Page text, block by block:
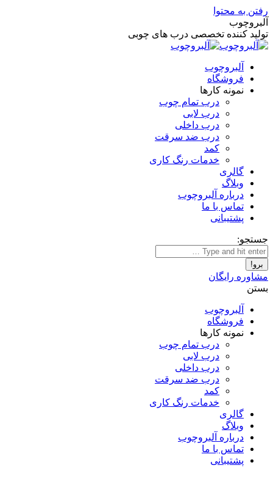
رفتن به محتوا
آلبروچوب
تولید کننده تخصصی درب های چوبی
آلبروچوب
فروشگاه
نمونه کارها
درب تمام چوب
درب لابی
درب داخلی
درب ضد سرقت
کمد
خدمات رنگ کاری
گالری
وبلاگ
درباره آلبروچوب
تماس با ما
پشتیبانی
جستجو:
مشاوره رایگان
بستن
آلبروچوب
فروشگاه
نمونه کارها
درب تمام چوب
درب لابی
درب داخلی
درب ضد سرقت
کمد
خدمات رنگ کاری
گالری
وبلاگ
درباره آلبروچوب
تماس با ما
پشتیبانی